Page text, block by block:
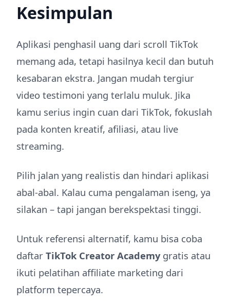
Kesimpulan
Aplikasi penghasil uang dari scroll TikTok
memang ada, tetapi hasilnya kecil dan butuh
kesabaran ekstra. Jangan mudah tergiur
video testimoni yang terlalu muluk. Jika
kamu serius ingin cuan dari TikTok, fokuslah
pada konten kreatif, afiliasi, atau live
streaming.
Pilih jalan yang realistis dan hindari aplikasi
abal-abal. Kalau cuma pengalaman iseng, ya
silakan – tapi jangan berekspektasi tinggi.
Untuk referensi alternatif, kamu bisa coba
daftar TikTok Creator Academygratis atau
ikuti pelatihan affiliate marketing dari
platform tepercaya.